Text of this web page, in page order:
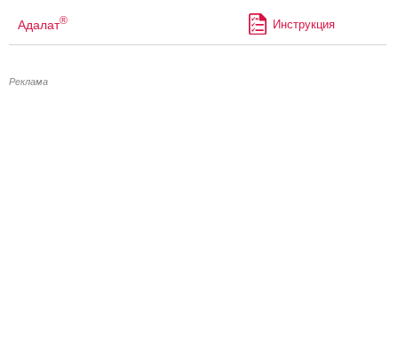
Адалат® Инструкция
Реклама